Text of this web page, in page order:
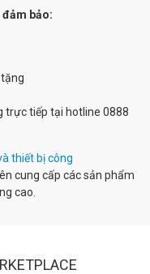
bảo:
trực tiếp tại hotline 0888
thiết bị công
cung cấp các sản phẩm
cao.